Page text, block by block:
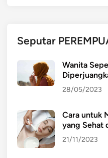
n
k
o
l
Seputar
Wanita
28/05/2023
Cara untuk
yang Sehat
21/11/2023